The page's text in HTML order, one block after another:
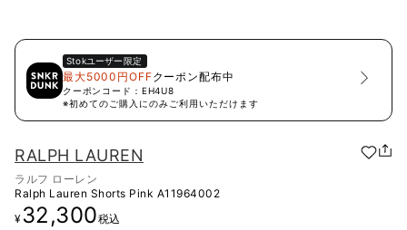
Stokユーザー限定
最大5000円OFFクーポン配布中
クーポンコード： EH4U8
※初めてのご購入にのみご利用いただけます
RALPH LAUREN
ラルフ ローレン
Ralph Lauren Shorts Pink A11964002
¥ 32,300税込